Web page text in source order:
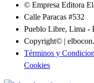
© Empresa Editora
Calle Paracas #532
Pueblo Libre, Lima -
Copyright© |
Términos y
Cookies